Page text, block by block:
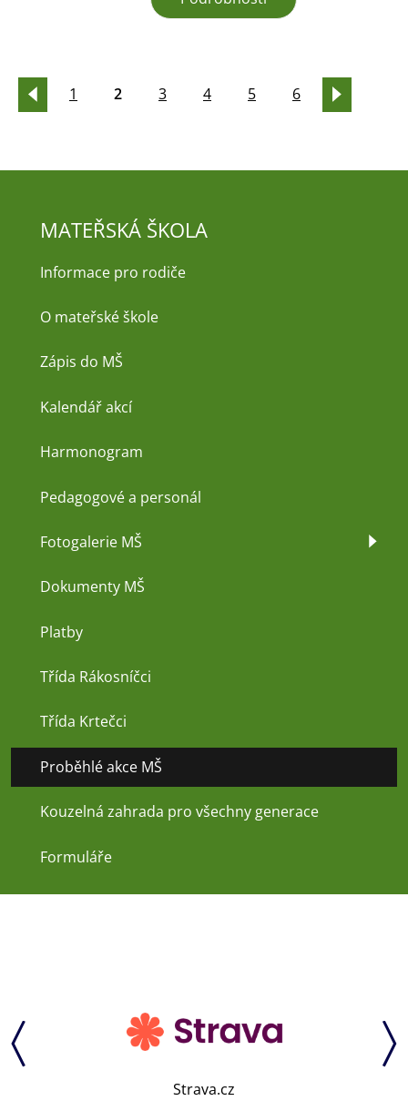
1 2 3 4 5 6
MATEŘSKÁ ŠKOLA
Informace pro rodiče
O mateřské škole
Zápis do MŠ
Kalendář akcí
Harmonogram
Pedagogové a personál
Fotogalerie MŠ
Dokumenty MŠ
Platby
Třída Rákosníčci
Třída Krtečci
Proběhlé akce MŠ
Kouzelná zahrada pro všechny generace
Formuláře
Strava.cz